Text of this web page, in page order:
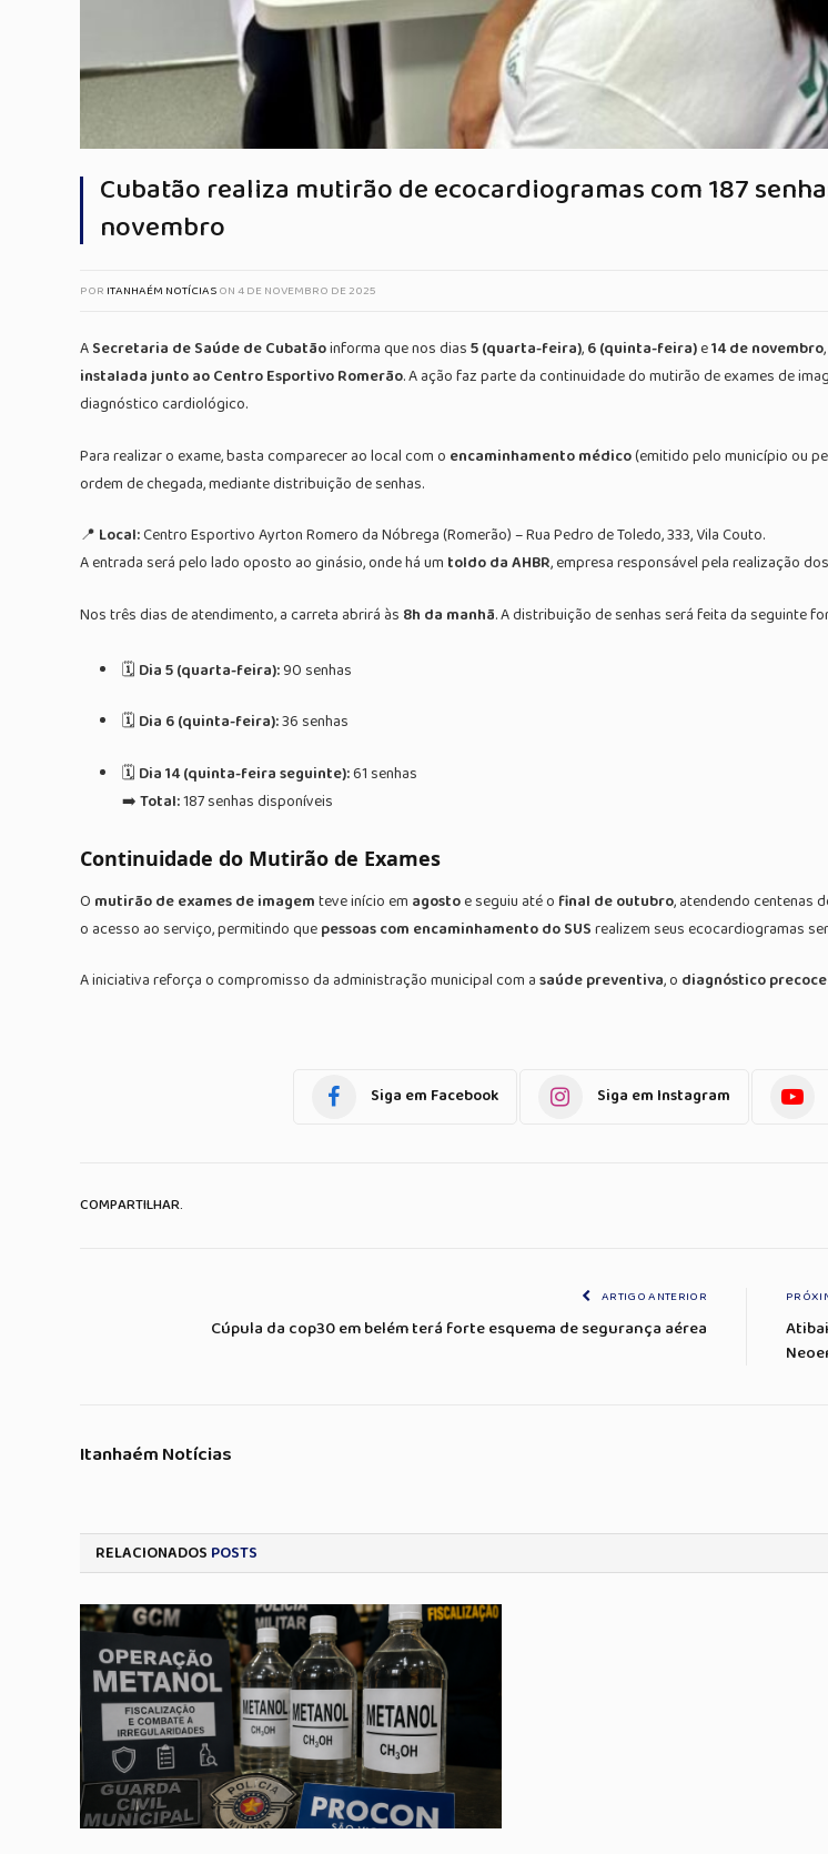
Cubatão realiza mutirão de ecocardiogramas com 187
novembro
POR ITANHAÉM NOTÍCIASON4 DE NOVEMBRO DE 2025
ASecretaria de Saúde de Cubatãoinforma que nos dias5 (quarta-feira),6 (quinta-feira)e14 de novembro
instalada junto ao Centro Esportivo Romerão. A ação faz parte da continuidade do mutirão de exames de
diagnóstico cardiológico.
Para realizar o exame, basta comparecer ao local com o encaminhamento médico(emitido pelo município ou
ordem de chegada, mediante distribuição de senhas.
📍 Local:Centro Esportivo Ayrton Romero da Nóbrega (Romerão) – Rua Pedro de Toledo, 333, Vila Couto.
A entrada será pelo lado oposto ao ginásio, onde há um toldo da AHBR, empresa responsável pela realização
Nos três dias de atendimento, a carreta abrirá às 8h da manhã. A distribuição de senhas será feita da seguinte
🗓️ Dia 5 (quarta-feira):90 senhas
🗓️ Dia 6 (quinta-feira):36 senhas
🗓️ Dia 14 (quinta-feira seguinte):61 senhas
➡️Total:187 senhas disponíveis
Continuidade do Mutirão de Exames
O mutirão de exames de imagemteve início em agostoe seguiu até ofinal de outubro, atendendo centenas
o acesso ao serviço, permitindo quepessoas com encaminhamento do SUSrealizem seus ecocardiogramas
A iniciativa reforça o compromisso da administração municipal com asaúde preventiva, o diagnóstico
Siga em Facebook Siga em Instagram
COMPARTILHAR.
ARTIGO ANTERIOR
Cúpula da cop30 em belém terá forte esquema de segurança aérea
Itanhaém Notícias
RELACIONADOS POSTS